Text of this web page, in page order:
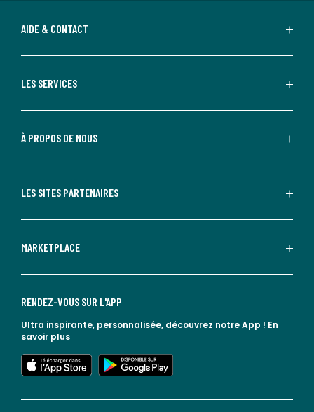
AIDE & CONTACT
LES SERVICES
À PROPOS DE NOUS
LES SITES PARTENAIRES
MARKETPLACE
RENDEZ-VOUS SUR L'APP
Ultra inspirante, personnalisée, découvrez notre App ! En
savoir plus
lien vers l'app store
lien vers google play